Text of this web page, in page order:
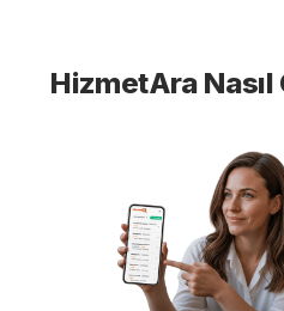
HizmetAra Nasıl